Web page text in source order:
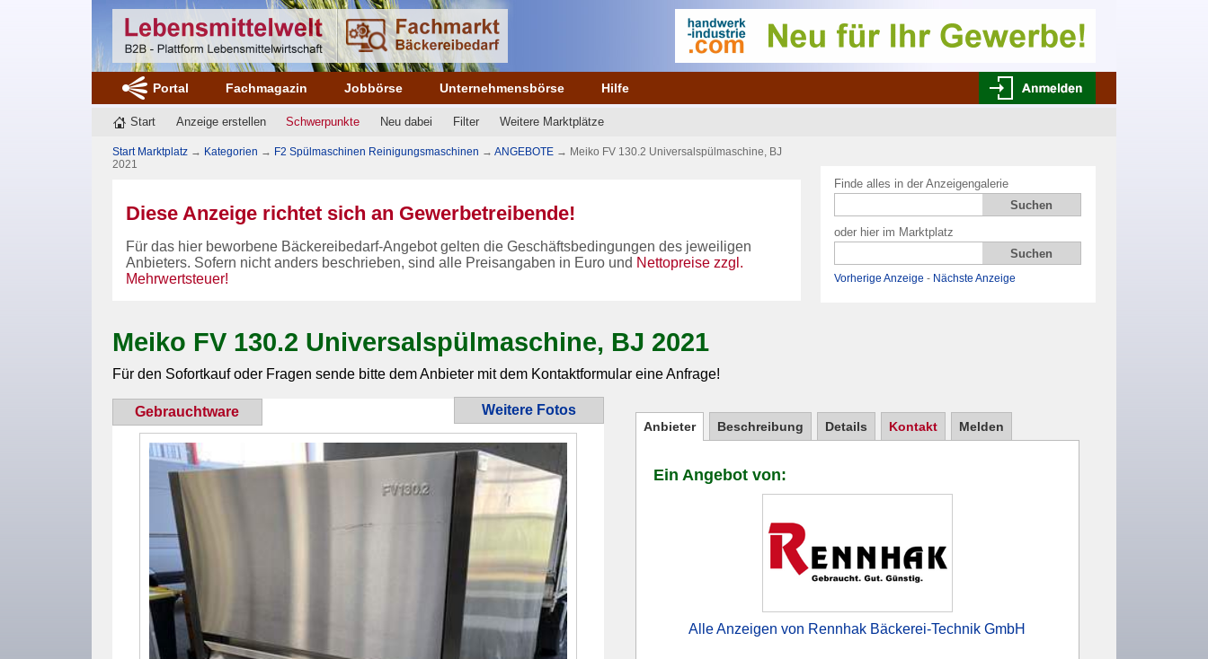
Portal Fachmagazin Jobbörse Unternehmensbörse Hilfe
Start Anzeige erstellen Schwerpunkte Neu dabei Filter Weitere Marktplätze
Finde alles in der Anzeigengalerie
oder hier im Marktplatz
Vorherige Anzeige - Nächste Anzeige
Start Marktplatz → Kategorien → F2 Spülmaschinen Reinigungsmaschinen → ANGEBOTE → Meiko FV 130.2 Universalspülmaschine, BJ
2021
Diese Anzeige richtet sich an Gewerbetreibende!
Für das hier beworbene Bäckereibedarf-Angebot gelten die Geschäftsbedingungen des jeweiligen
Anbieters. Sofern nicht anders beschrieben, sind alle Preisangaben in Euro und Nettopreise zzgl.
Mehrwertsteuer!
Meiko FV 130.2 Universalspülmaschine, BJ 2021
Für den Sofortkauf oder Fragen sende bitte dem Anbieter mit dem Kontaktformular eine Anfrage!
Gebrauchtware Weitere Fotos
Anbieter Beschreibung Details Kontakt Melden
Ein Angebot von:
Alle Anzeigen von Rennhak Bäckerei-Technik GmbH